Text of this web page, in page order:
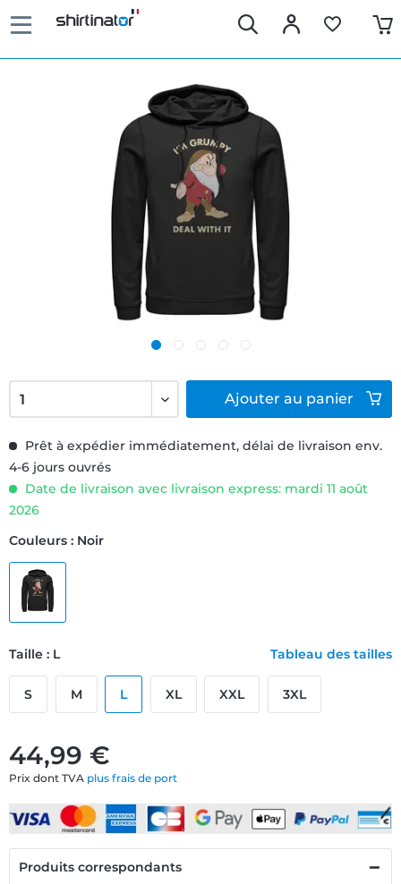
44,99 €
Prix dont TVA plus frais de port
Prêt à expédier immédiatement, délai de livraison env.
4-6 jours ouvrés
Date de livraison avec livraison express: mardi 11 août
2026
Couleurs : Noir
Taille : L Tableau des tailles
S M L XL XXL 3XL
Ajouter au panier
Produits correspondants